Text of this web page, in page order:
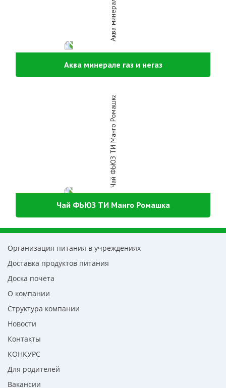
Аква минерале газ и негаз
Чай ФЬЮЗ ТИ Манго Ромашка
Организация питания в учреждениях
Доставка продуктов питания
Доска почета
О компании
Структура компании
Новости
Контакты
КОНКУРС
Для родителей
Вакансии